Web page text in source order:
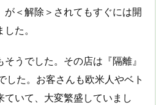
が＜解除＞されてもすぐには開
た。
そうでした。その店は『隔離』
した。お客さんも欧米人やベト
いて、大変繁盛していまし